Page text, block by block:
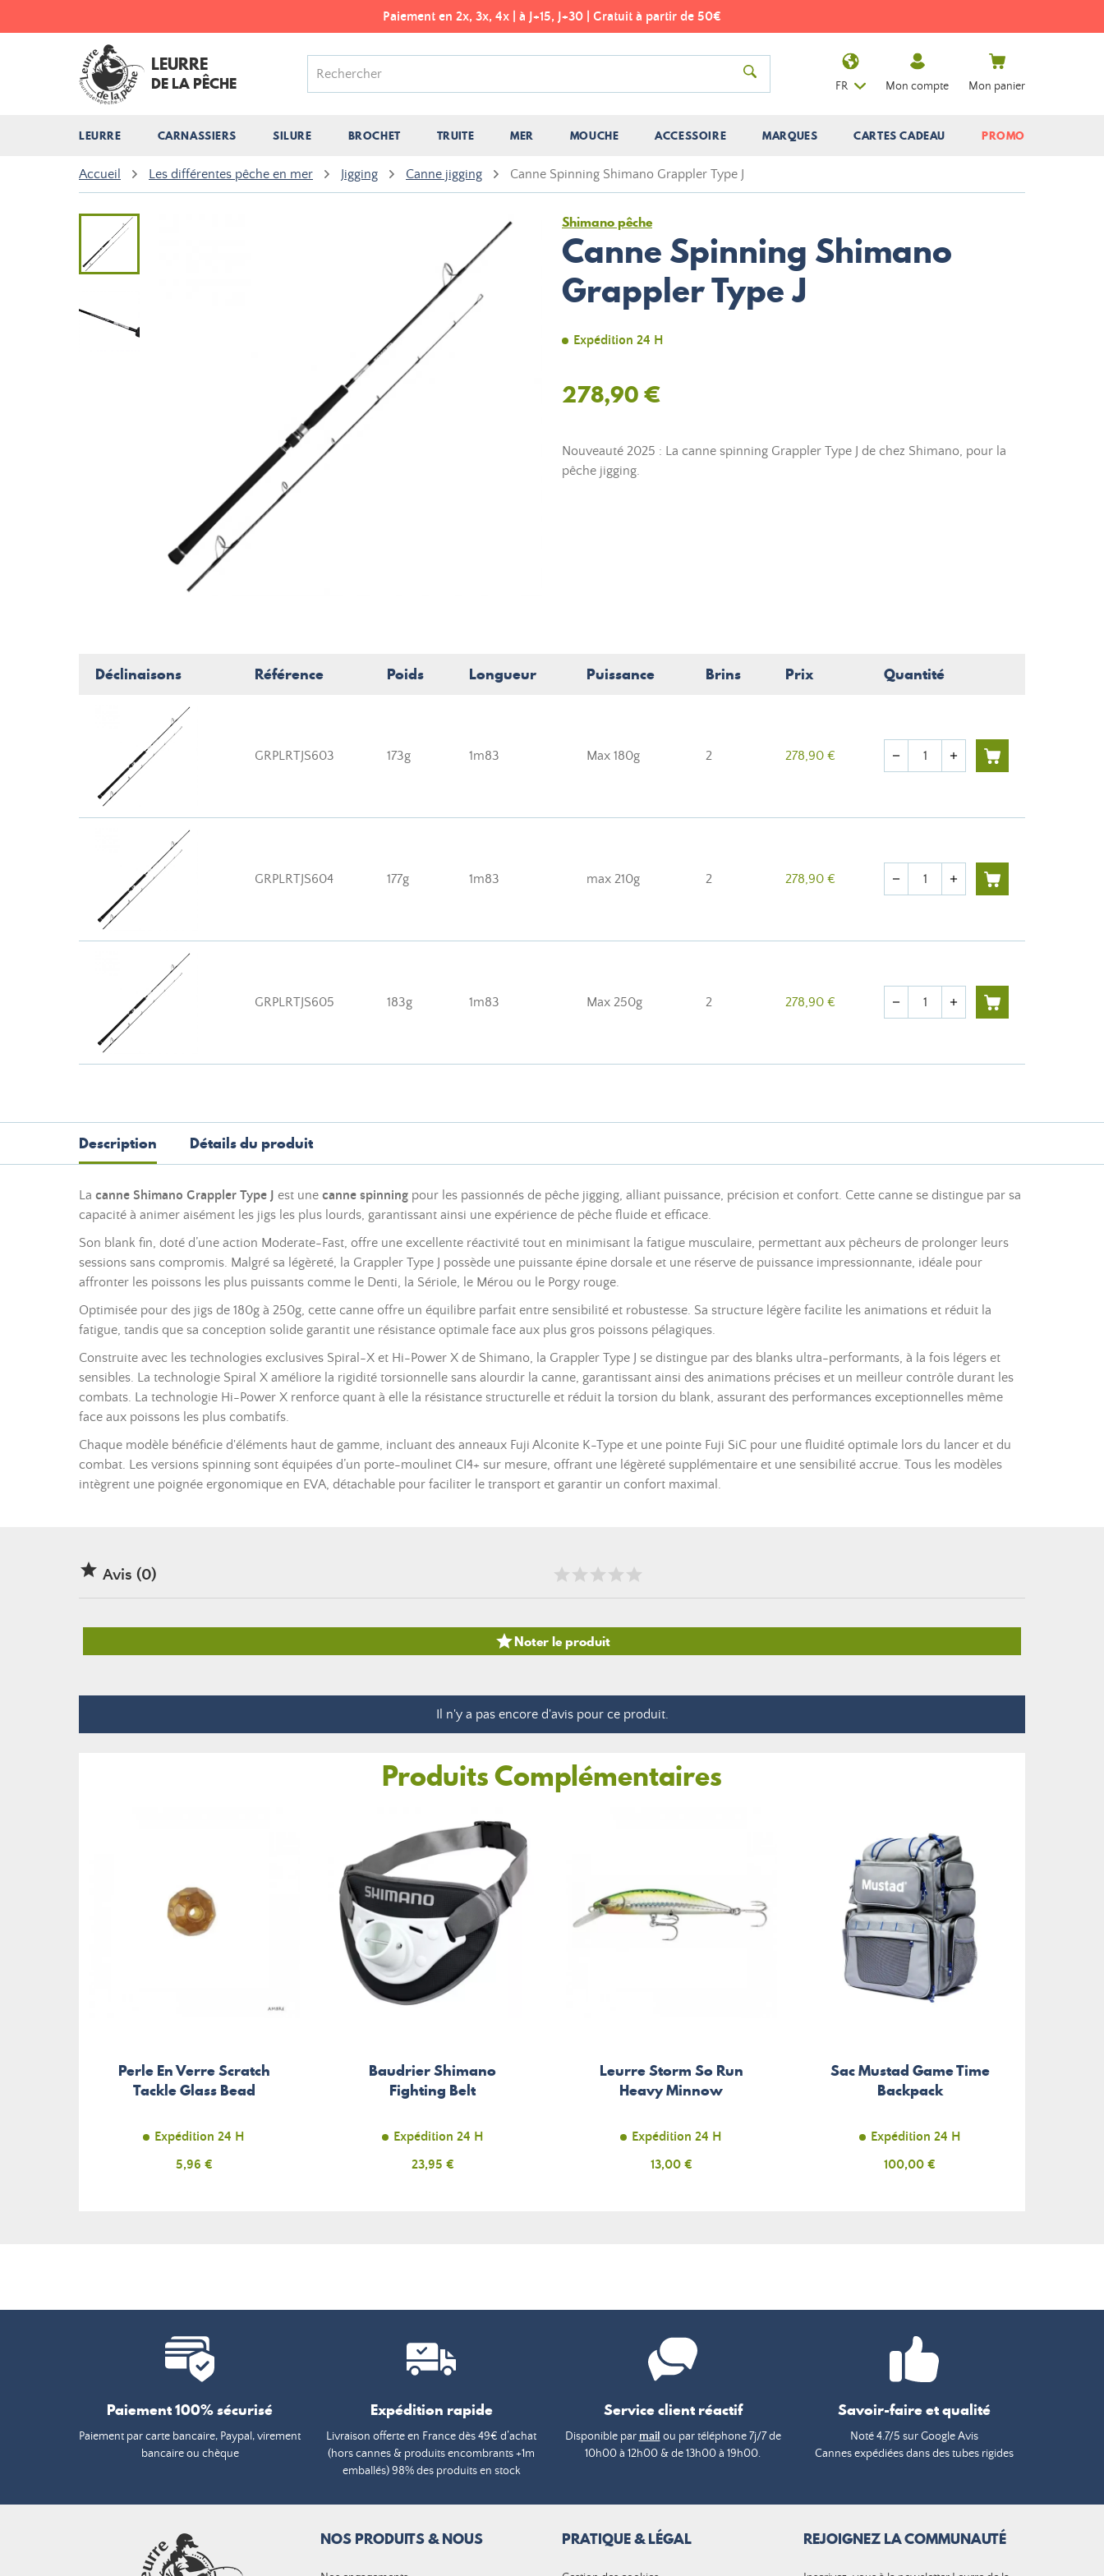
Paiement en 2x, 3x, 4x | à J+15, J+30 | Gratuit à partir de 50€
LEURRE
DE LA PÊCHE
LEURRE CARNASSIERS SILURE BROCHET TRUITE MER MOUCHE ACCESSOIRE MARQUES CARTES CADEAU PROMO
FR Mon compte Mon panier
Accueil Les différentes pêche en mer Jigging Canne jigging Canne Spinning Shimano Grappler Type J
Shimano pêche
Canne Spinning Shimano
Grappler Type J
Expédition 24 H
278,90 €
Nouveauté 2025 : La canne spinning Grappler Type J de chez Shimano, pour la
pêche jigging.
Déclinaisons Référence Poids Longueur Puissance Brins Prix Quantité
GRPLRTJS603 173g 1m83 Max 180g 2 278,90 € Quantité
remove add
GRPLRTJS604 177g 1m83 max 210g 2 278,90 € Quantité
remove add
GRPLRTJS605 183g 1m83 Max 250g 2 278,90 € Quantité
remove add
Description Détails du produit
La canne Shimano Grappler Type J est une canne spinning pour les passionnés de pêche jigging, alliant puissance, précision et confort. Cette canne se distingue par sa
capacité à animer aisément les jigs les plus lourds, garantissant ainsi une expérience de pêche fluide et efficace.
Son blank fin, doté d’une action Moderate-Fast, offre une excellente réactivité tout en minimisant la fatigue musculaire, permettant aux pêcheurs de prolonger leurs
sessions sans compromis. Malgré sa légèreté, la Grappler Type J possède une puissante épine dorsale et une réserve de puissance impressionnante, idéale pour
affronter les poissons les plus puissants comme le Denti, la Sériole, le Mérou ou le Porgy rouge.
Optimisée pour des jigs de 180g à 250g, cette canne offre un équilibre parfait entre sensibilité et robustesse. Sa structure légère facilite les animations et réduit la
fatigue, tandis que sa conception solide garantit une résistance optimale face aux plus gros poissons pélagiques.
Construite avec les technologies exclusives Spiral-X et Hi-Power X de Shimano, la Grappler Type J se distingue par des blanks ultra-performants, à la fois légers et
sensibles. La technologie Spiral X améliore la rigidité torsionnelle sans alourdir la canne, garantissant ainsi des animations précises et un meilleur contrôle durant les
combats. La technologie Hi-Power X renforce quant à elle la résistance structurelle et réduit la torsion du blank, assurant des performances exceptionnelles même
face aux poissons les plus combatifs.
Chaque modèle bénéficie d'éléments haut de gamme, incluant des anneaux Fuji Alconite K-Type et une pointe Fuji SiC pour une fluidité optimale lors du lancer et du
combat. Les versions spinning sont équipées d’un porte-moulinet CI4+ sur mesure, offrant une légèreté supplémentaire et une sensibilité accrue. Tous les modèles
intègrent une poignée ergonomique en EVA, détachable pour faciliter le transport et garantir un confort maximal.
 Avis (0)
Noter le produit
Il n'y a pas encore d'avis pour ce produit.
Produits Complémentaires
Perle En Verre Scratch
Tackle Glass Bead
Expédition 24 H
Prix
5,96 €
Baudrier Shimano
Fighting Belt
Expédition 24 H
Prix
23,95 €
Leurre Storm So Run
Heavy Minnow
Expédition 24 H
Prix
13,00 €
Sac Mustad Game Time
Backpack
Expédition 24 H
Prix
100,00 €
Paiement 100% sécurisé
Paiement par carte bancaire, Paypal, virement
bancaire ou chèque
Expédition rapide
Livraison offerte en France dès 49€ d’achat
(hors cannes & produits encombrants +1m
emballés) 98% des produits en stock
Service client réactif
Disponible par mail ou par téléphone 7j/7 de
10h00 à 12h00 & de 13h00 à 19h00.
Savoir-faire et qualité
Noté 4.7/5 sur Google Avis
Cannes expédiées dans des tubes rigides
NOS PRODUITS & NOUS PRATIQUE & LÉGAL REJOIGNEZ LA COMMUNAUTÉ